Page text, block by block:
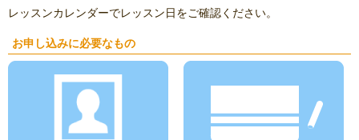
レッスンカレンダーでレッスン日をご確認ください。
お申し込みに必要なもの